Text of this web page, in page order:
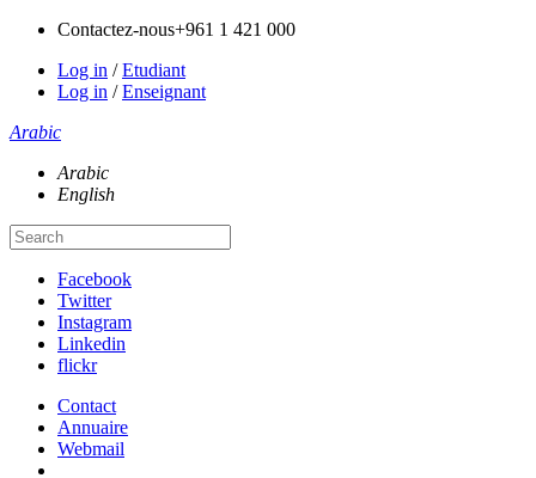
Contactez-nous+961 1 421 000
Log in /Etudiant
Log in /Enseignant
Arabic
Arabic
English
Facebook
Twitter
Instagram
Linkedin
flickr
Contact
Annuaire
Webmail